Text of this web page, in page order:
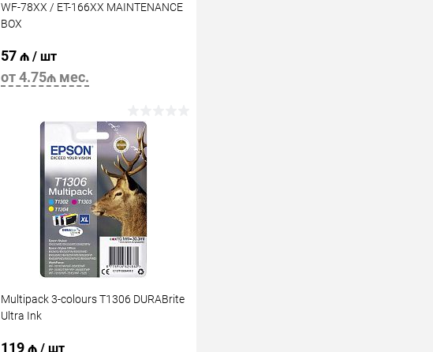
WF-78XX / ET-166XX MAINTENANCE
BOX
57 ₼ / шт
от 4.75₼ мес.
В корзину
Multipack 3-colours T1306 DURABrite
Ultra Ink
119 ₼ / шт